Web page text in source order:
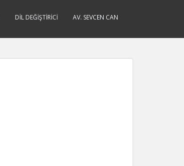
DIL DEĞIŞTIRICI AV. SEVCEN CAN